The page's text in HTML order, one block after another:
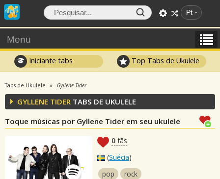
Pt
Menu
Iniciante tabs Top Tabs de Ukulele
Tabs de Ukulele Gyllene Tider
GYLLENE TIDER TABS DE UKULELE
Toque músicas por Gyllene Tider em seu ukulele
0 fãs
(Suécia)
pop
rock